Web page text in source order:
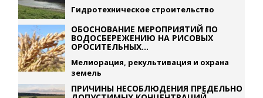
Гидротехническое строительство
ОБОСНОВАНИЕ МЕРОПРИЯТИЙ ПО
ВОДОСБЕРЕЖЕНИЮ НА РИСОВЫХ
ОРОСИТЕЛЬНЫХ...
Мелиорация, рекультивация и охрана
земель
ПРИЧИНЫ НЕСОБЛЮДЕНИЯ ПРЕДЕЛЬНО